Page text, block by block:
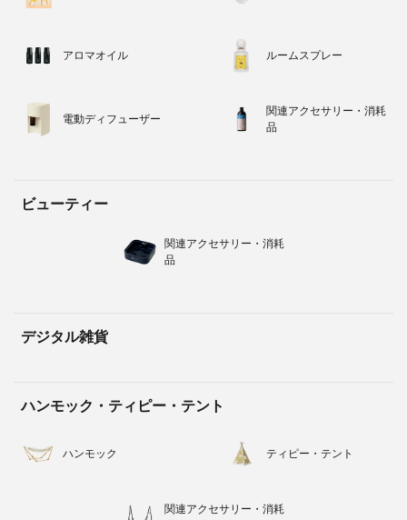
アロマオイル ルームスプレー
電動ディフューザー
関連アクセサリー・消耗
品
ビューティー
関連アクセサリー・消耗
品
デジタル雑貨
ハンモック・ティピー・テント
ハンモック ティピー・テント
関連アクセサリー・消耗